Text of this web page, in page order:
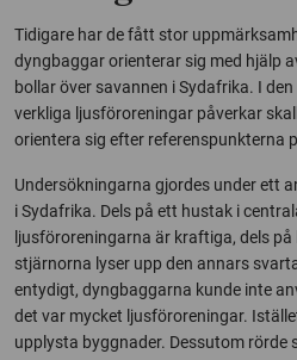
Tidigare har de fått stor
dyngbaggar orienterar sig med hjälp
bollar över savannen i Sydafrika. I
verkliga ljusföroreningar påverkar
orientera sig efter referenspunkterna
Undersökningarna gjordes under ett
i Sydafrika. Dels på ett hustak i
ljusföroreningarna är kraftiga, dels
stjärnorna lyser upp den annars
entydigt, dyngbaggarna kunde inte
det var mycket ljusföroreningar.
upplysta byggnader. Dessutom rörde